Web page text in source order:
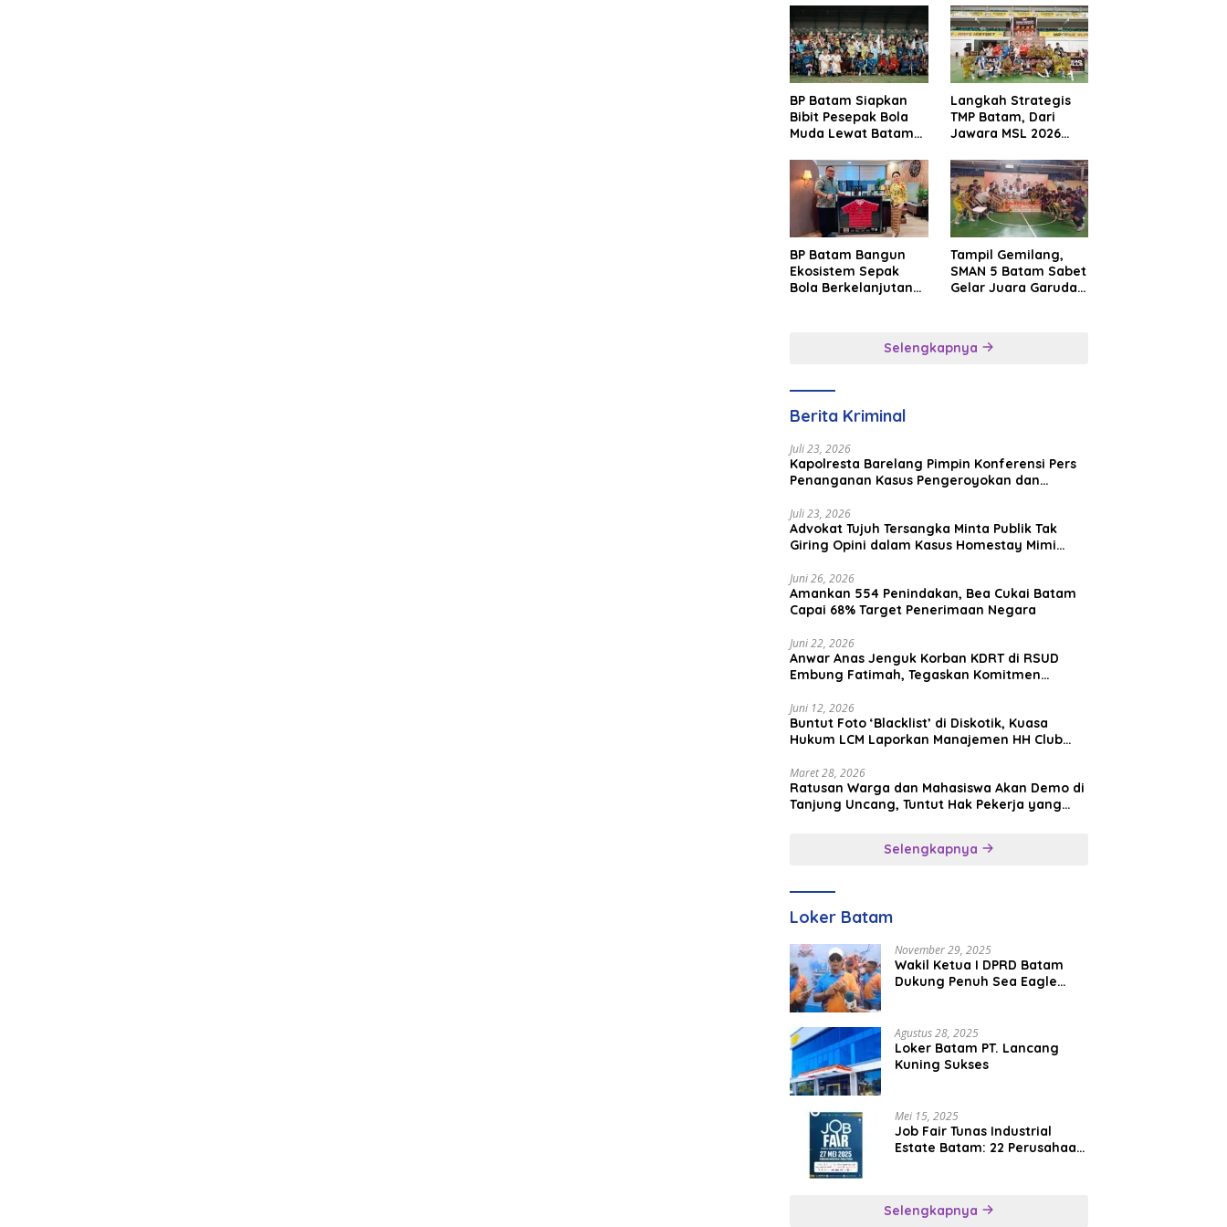
BP Batam Siapkan
Bibit Pesepak Bola
Muda Lewat Batam
Grassroot Football
Festival 2026
Langkah Strategis
TMP Batam, Dari
Jawara MSL 2026
Internasional
BP Batam Bangun
Ekosistem Sepak
Bola Berkelanjutan
Tampil Gemilang,
SMAN 5 Batam Sabet
Gelar Juara Garuda
Selengkapnya
Berita Kriminal
Juli 23, 2026
Kapolresta Barelang Pimpin Konferensi Pers
Penanganan Kasus Pengeroyokan dan
Juli 23, 2026
Advokat Tujuh Tersangka Minta Publik Tak
Giring Opini dalam Kasus Homestay Mimi
Juni 26, 2026
Amankan 554 Penindakan, Bea Cukai Batam
Capai 68% Target Penerimaan Negara
Juni 22, 2026
Anwar Anas Jenguk Korban KDRT di RSUD
Embung Fatimah, Tegaskan Komitmen
Juni 12, 2026
Buntut Foto ‘Blacklist’ di Diskotik, Kuasa
Hukum LCM Laporkan Manajemen HH Club
Maret 28, 2026
Ratusan Warga dan Mahasiswa Akan Demo di
Tanjung Uncang, Tuntut Hak Pekerja yang
Selengkapnya
Loker Batam
November 29, 2025
Wakil Ketua I DPRD Batam
Dukung Penuh Sea Eagle
Agustus 28, 2025
Loker Batam PT. Lancang
Kuning Sukses
Mei 15, 2025
Job Fair Tunas Industrial
Estate Batam: 22 Perusahaan
Selengkapnya